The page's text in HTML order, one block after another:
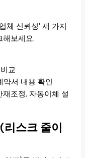
체 신뢰성’ 세 가지
해보세요.
교
약서 내용 확인
조정, 자동이체 설
리스크 줄이